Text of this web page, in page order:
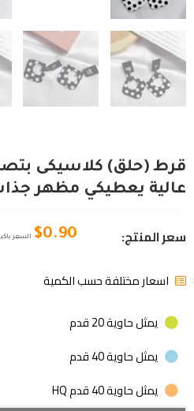
قرط (حلق) كلاسيكى
عالية يعطيكي مظهر
سعر المنتج: $0.90 السعر
اسعار مختلفة حسب الكمية
يمثل حاوية 20 قدم
يمثل حاوية 40 قدم
يمثل حاوية 40 قدم HQ